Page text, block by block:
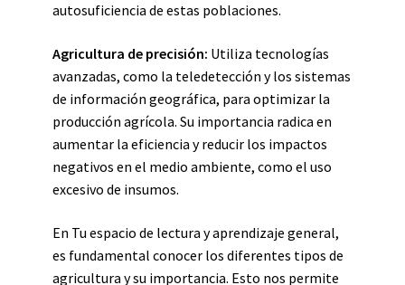
autosuficiencia de estas poblaciones.
Agricultura de precisión: Utiliza tecnologías
avanzadas, como la teledetección y los sistemas
de información geográfica, para optimizar la
producción agrícola. Su importancia radica en
aumentar la eficiencia y reducir los impactos
negativos en el medio ambiente, como el uso
excesivo de insumos.
En Tu espacio de lectura y aprendizaje general,
es fundamental conocer los diferentes tipos de
agricultura y su importancia. Esto nos permite